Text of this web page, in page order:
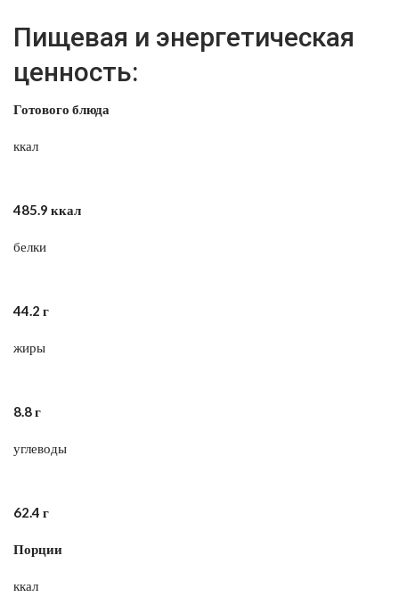
Пищевая и энергетическая
ценность:
Готового блюда
ккал
485.9 ккал
белки
44.2 г
жиры
8.8 г
углеводы
62.4 г
Порции
ккал